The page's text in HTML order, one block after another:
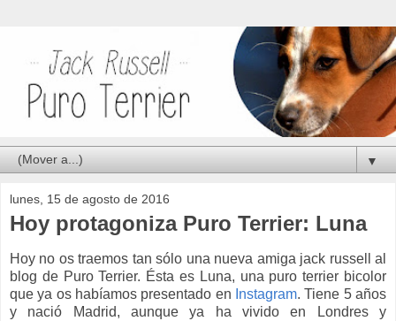
▼
lunes, 15 de agosto de 2016
Hoy protagoniza Puro Terrier: Luna
Hoy no os traemos tan sólo una nueva amiga jack russell al
blog de Puro Terrier. Ésta es Luna, una puro terrier bicolor
que ya os habíamos presentado en Instagram. Tiene 5 años
y nació Madrid, aunque ya ha vivido en Londres y